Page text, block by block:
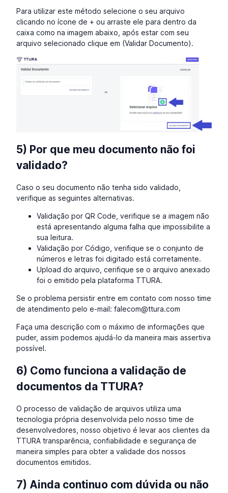
Para utilizar este método selecione o seu arquivo
clicando no ícone de + ou arraste ele para dentro da
caixa como na imagem abaixo, após estar com seu
arquivo selecionado clique em (Validar Documento).
5) Por que meu documento não foi
validado?
Caso o seu documento não tenha sido validado,
verifique as seguintes alternativas.
Validação por QR Code, verifique se a imagem não
está apresentando alguma falha que impossibilite a
sua leitura.
Validação por Código, verifique se o conjunto de
números e letras foi digitado está corretamente.
Upload do arquivo, cerifique se o arquivo anexado
foi o emitido pela plataforma TTURA.
Se o problema persistir entre em contato com nosso time
de atendimento pelo e-mail: falecom@ttura.com
Faça uma descrição com o máximo de informações que
puder, assim podemos ajudá-lo da maneira mais assertiva
possível.
6) Como funciona a validação de
documentos da TTURA?
O processo de validação de arquivos utiliza uma
tecnologia própria desenvolvida pelo nosso time de
desenvolvedores, nosso objetivo é levar aos clientes da
TTURA transparência, confiabilidade e segurança de
maneira simples para obter a validade dos nossos
documentos emitidos.
7) Ainda continuo com dúvida ou não